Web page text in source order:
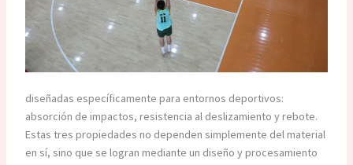
diseñadas específicamente para entornos deportivos:
absorción de impactos, resistencia al deslizamiento y rebote.
Estas tres propiedades no dependen simplemente del material
en sí, sino que se logran mediante un diseño y procesamiento